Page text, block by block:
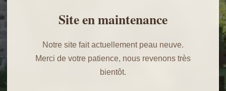
Site en maintenance
Notre site fait actuellement peau neuve.
Merci de votre patience, nous revenons très
bientôt.